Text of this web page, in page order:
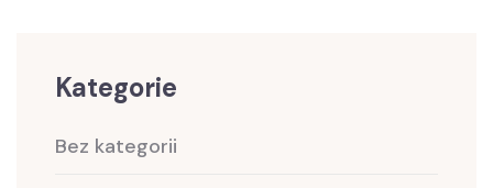
Kategorie
Bez kategorii